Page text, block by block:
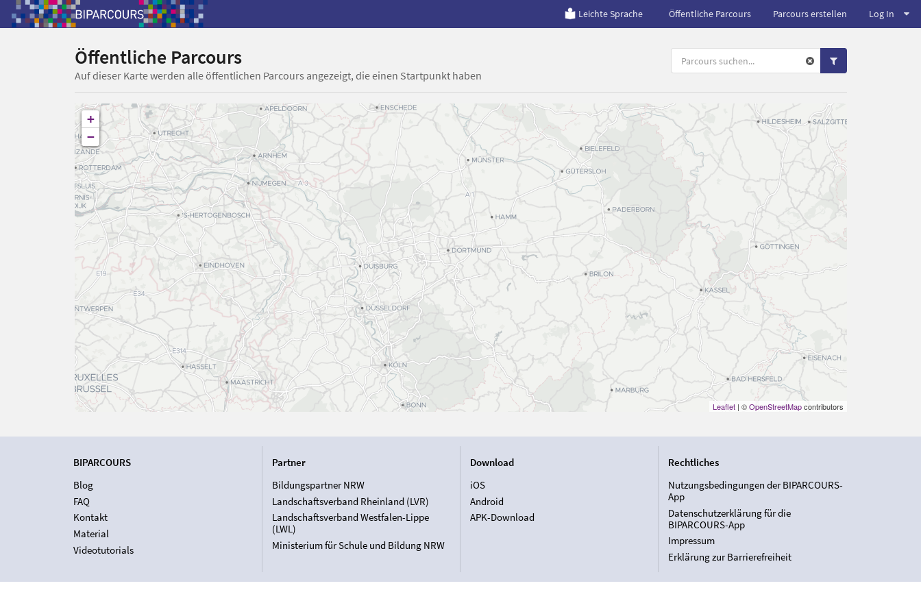
Leichte Sprache Öffentliche Parcours Parcours erstellen Log In
Öffentliche Parcours
Auf dieser Karte werden alle öffentlichen Parcours angezeigt, die einen Startpunkt haben
+
−
Leaflet| ©OpenStreetMapcontributors
BIPARCOURS
Blog
FAQ
Kontakt
Material
Videotutorials
Partner
Bildungspartner NRW
Landschaftsverband Rheinland (LVR)
Landschaftsverband Westfalen-Lippe
(LWL)
Ministerium für Schule und Bildung NRW
Download
iOS
Android
APK-Download
Rechtliches
Nutzungsbedingungen der BIPARCOURS-
App
Datenschutzerklärung für die
BIPARCOURS-App
Impressum
Erklärung zur Barrierefreiheit